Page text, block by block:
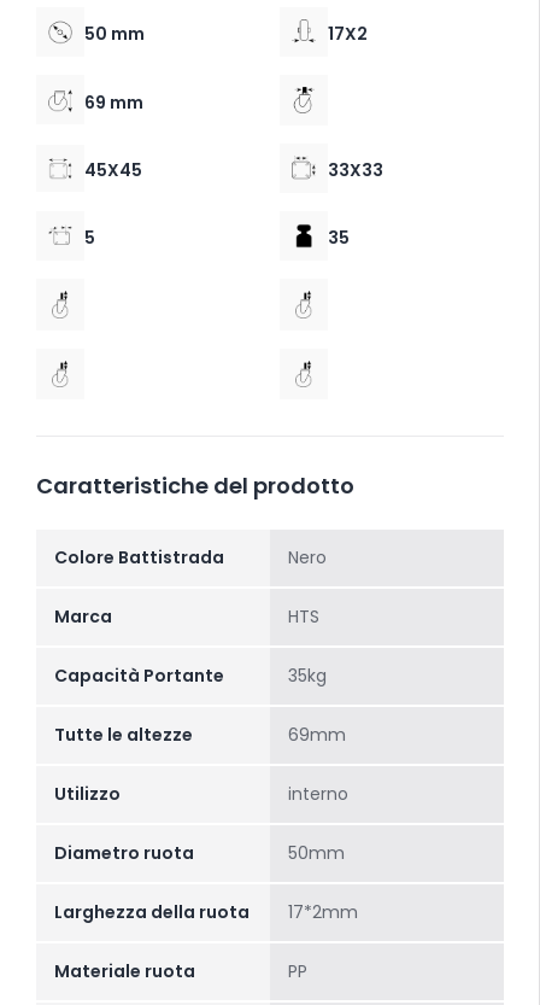
50 mm 17X2
69 mm
45X45 33X33
5 35
Caratteristiche del prodotto
Colore Battistrada Nero
Marca HTS
Capacità Portante 35kg
Tutte le altezze 69mm
Utilizzo interno
Diametro ruota 50mm
Larghezza della ruota 17*2mm
Materiale ruota PP